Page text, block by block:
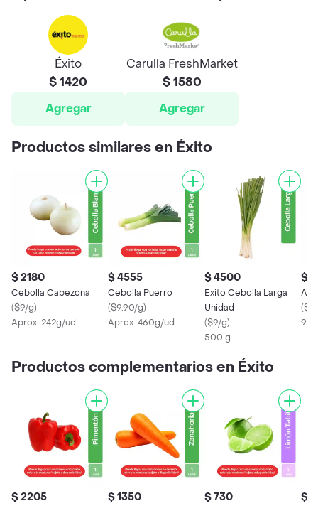
Éxito
$ 1420
Agregar
Carulla FreshMarket
$ 1580
Agregar
Productos similares en Éxito
$ 2180
Cebolla Cabezona
($9/g)
Aprox. 242g/ud
$ 4555
Cebolla Puerro
($9.90/g)
Aprox. 460g/ud
$ 4500
Exito Cebolla Larga
Unidad
($9/g)
500 g
$
Ajo
(
90
Productos complementarios en Éxito
$ 2205 $ 1350 $ 730 $